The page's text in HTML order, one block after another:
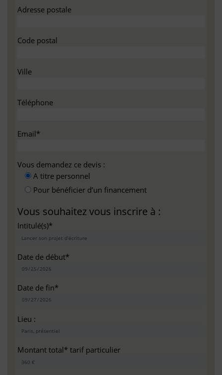
Adresse postale
Code postal
Ville
Téléphone
Email*
Vous demandez ce devis :
A titre personnel
Pour bénéficier d’un financement
Vous souhaitez vous inscrire à :
Intitulé(s)*
Date de début*
Date de fin*
Lieu :
Montant total* tarif particulier